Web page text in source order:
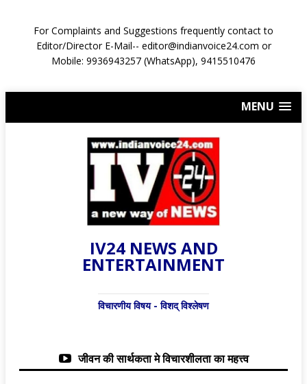
For Complaints and Suggestions frequently contact to
Editor/Director E-Mail-- editor@indianvoice24.com or
Mobile: 9936943257 (WhatsApp), 9415510476
MENU
IV24 NEWS AND
ENTERTAINMENT
विचारणीय विषय - विशद् विश्लेषण
जीवन की सार्थकता मे विचारशीलता का महत्त्व